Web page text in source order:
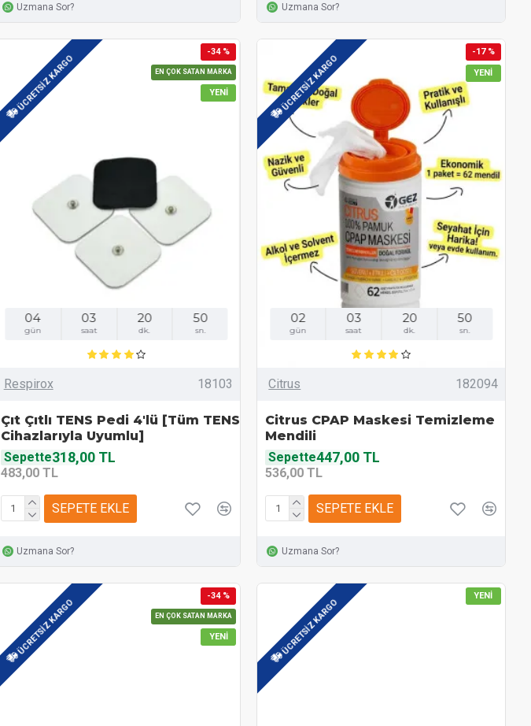
Uzmana Sor? Uzmana Sor?
YENI
EN ÇOK SATAN MARKA
ÜCRETSIZ KARGO
-34 %
04
gün
03
saat
20
dk.
48
sn.
Respirox 18103
Çıt Çıtlı TENS Pedi 4'lü [Tüm TENS
Cihazlarıyla Uyumlu]
Sepette318,00 TL
483,00 TL
SEPETE EKLE
Uzmana Sor?
YENI
ÜCRETSIZ KARGO
-17 %
02
gün
03
saat
20
dk.
48
sn.
Citrus 182094
Citrus CPAP Maskesi Temizleme
Mendili
Sepette447,00 TL
536,00 TL
SEPETE EKLE
Uzmana Sor?
YENI
EN ÇOK SATAN MARKA
ÜCRETSIZ KARGO
-34 % YENI
ÜCRETSIZ KARGO